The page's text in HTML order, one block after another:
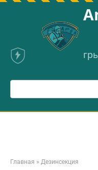
Перейти
Поиск:
Главная » Дезинсекция